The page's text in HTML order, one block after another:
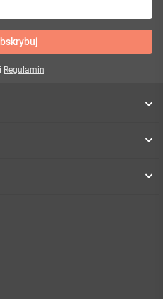
Regulamin